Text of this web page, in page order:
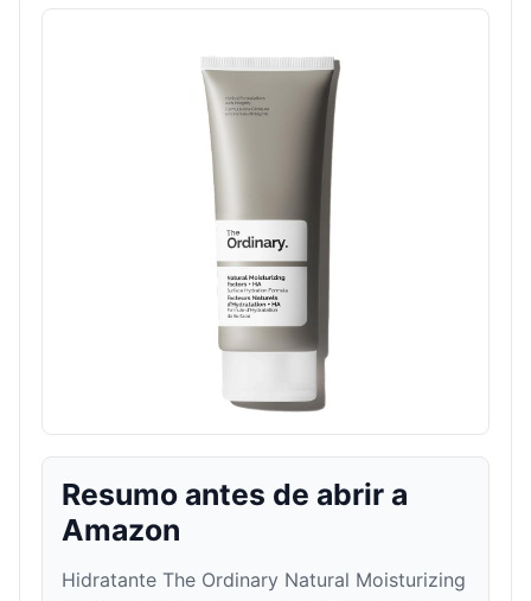
Resumo antes de abrir a
Amazon
Hidratante The Ordinary Natural Moisturizing